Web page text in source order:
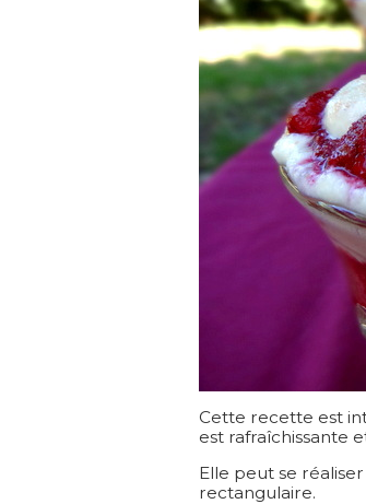
Cette recette est
est rafraîchissante
Elle peut se
rectangulaire.